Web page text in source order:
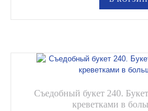
Съедобный букет 240.
креветками в